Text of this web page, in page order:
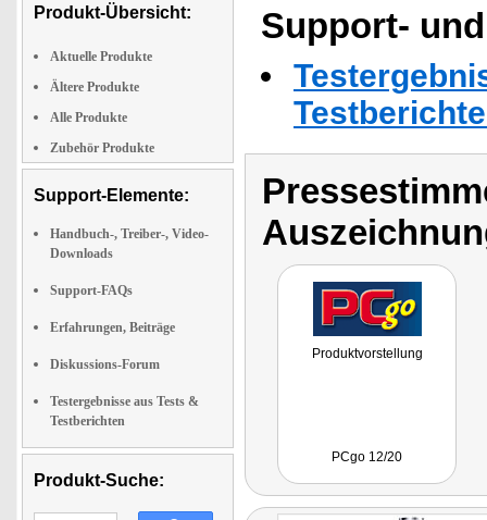
Produkt-Übersicht:
Aktuelle Produkte
Ältere Produkte
Alle Produkte
Zubehör Produkte
Support-Elemente:
Handbuch-, Treiber-, Video-
Downloads
Support-FAQs
Erfahrungen, Beiträge
Diskussions-Forum
Testergebnisse aus Tests &
Testberichten
Produkt-Suche:
Support-
Produktvorstellung
PCgo 12/20